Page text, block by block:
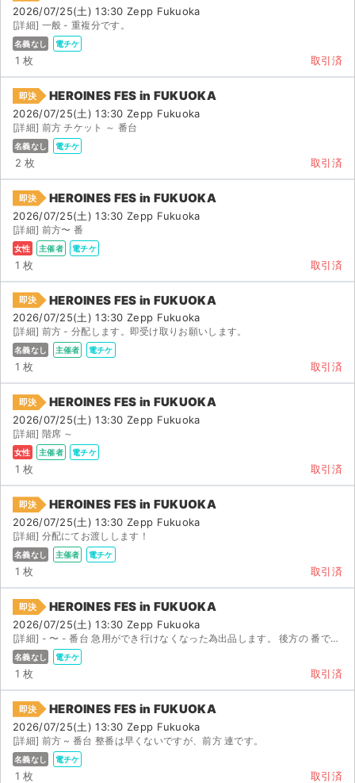
2026/07/25(土) 13:30 Zepp Fukuoka
[詳細] 一般 - 重複分です。
名義なし 電チケ
1 枚 取引済
即決 HEROINES FES in FUKUOKA
2026/07/25(土) 13:30 Zepp Fukuoka
[詳細] 前方 チケット ～ 番台
名義なし 電チケ
2 枚 取引済
即決 HEROINES FES in FUKUOKA
2026/07/25(土) 13:30 Zepp Fukuoka
[詳細] 前方〜 番
女性 主催者 電チケ
1 枚 取引済
即決 HEROINES FES in FUKUOKA
2026/07/25(土) 13:30 Zepp Fukuoka
[詳細] 前方 - 分配します。即受け取りお願いします。
名義なし 主催者 電チケ
1 枚 取引済
即決 HEROINES FES in FUKUOKA
2026/07/25(土) 13:30 Zepp Fukuoka
[詳細] 階席 ～
女性 主催者 電チケ
1 枚 取引済
即決 HEROINES FES in FUKUOKA
2026/07/25(土) 13:30 Zepp Fukuoka
[詳細] 分配にてお渡しします！
名義なし 主催者 電チケ
1 枚 取引済
即決 HEROINES FES in FUKUOKA
2026/07/25(土) 13:30 Zepp Fukuoka
[詳細] - 〜 - 番台 急用ができ行けなくなった為出品します。 後方の 番で整番はあ...
名義なし 電チケ
1 枚 取引済
即決 HEROINES FES in FUKUOKA
2026/07/25(土) 13:30 Zepp Fukuoka
[詳細] 前方 ~ 番台 整番は早くないですが、前方 連です。
名義なし 電チケ
1 枚 取引済